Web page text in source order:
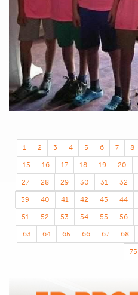
1 2 3 4 5 6 7 8
15 16 17 18 19 20
27 28 29 30 31 32
39 40 41 42 43 44
51 52 53 54 55 56
63 64 65 66 67 68
75